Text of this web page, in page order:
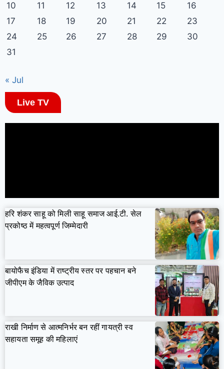
10
11 12 13 14 15
16
17
18 19 20 21 22
23
24
25 26 27 28 29
30
31
« Jul
Live TV
हरि शंकर साहू को मिली साहू समाज आई.टी. सेल
प्रकोष्ठ में महत्वपूर्ण जिम्मेदारी
बायोफैच इंडिया में राष्ट्रीय स्तर पर पहचान बने
जीपीएम के जैविक उत्पाद
राखी निर्माण से आत्मनिर्भर बन रहीं गायत्री स्व
सहायता समूह की महिलाएं